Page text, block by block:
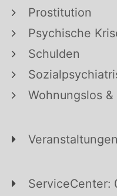
Prostitution
Psychische
Schulden
Wohnungslos
Veranstaltungen
ServiceCenter: